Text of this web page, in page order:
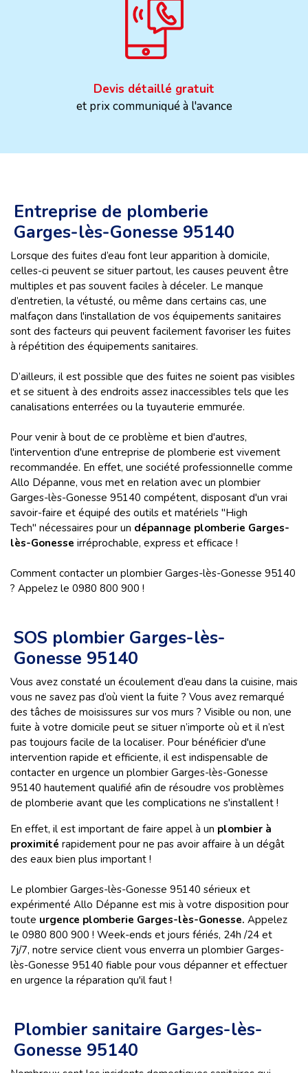
Devis détaillé gratuit
et prix communiqué à l'avance
Entreprise de plomberie
Garges-lès-Gonesse 95140
Lorsque des fuites d’eau font leur apparition à domicile,
celles-ci peuvent se situer partout, les causes peuvent être
multiples et pas souvent faciles à déceler. Le manque
d’entretien, la vétusté, ou même dans certains cas, une
malfaçon dans l'installation de vos équipements sanitaires
sont des facteurs qui peuvent facilement favoriser les fuites
à répétition des équipements sanitaires.
D’ailleurs, il est possible que des fuites ne soient pas visibles
et se situent à des endroits assez inaccessibles tels que les
canalisations enterrées ou la tuyauterie emmurée.
Pour venir à bout de ce problème et bien d'autres,
l'intervention d'une entreprise de plomberie est vivement
recommandée. En effet, une société professionnelle comme
Allo Dépanne, vous met en relation avec un plombier
Garges-lès-Gonesse 95140 compétent, disposant d'un vrai
savoir-faire et équipé des outils et matériels "High
Tech" nécessaires pour un dépannage plomberie Garges-
lès-Gonesse irréprochable, express et efficace !
Comment contacter un plombier Garges-lès-Gonesse 95140
? Appelez le 0980 800 900 !
SOS plombier Garges-lès-
Gonesse 95140
Vous avez constaté un écoulement d’eau dans la cuisine, mais
vous ne savez pas d’où vient la fuite ? Vous avez remarqué
des tâches de moisissures sur vos murs ? Visible ou non, une
fuite à votre domicile peut se situer n’importe où et il n’est
pas toujours facile de la localiser. Pour bénéficier d'une
intervention rapide et efficiente, il est indispensable de
contacter en urgence un plombier Garges-lès-Gonesse
95140 hautement qualifié afin de résoudre vos problèmes
de plomberie avant que les complications ne s'installent !
En effet, il est important de faire appel à un plombier à
proximité rapidement pour ne pas avoir affaire à un dégât
des eaux bien plus important !
Le plombier Garges-lès-Gonesse 95140 sérieux et
expérimenté Allo Dépanne est mis à votre disposition pour
toute urgence plomberie Garges-lès-Gonesse. Appelez
le 0980 800 900 ! Week-ends et jours fériés, 24h /24 et
7j/7, notre service client vous enverra un plombier Garges-
lès-Gonesse 95140 fiable pour vous dépanner et effectuer
en urgence la réparation qu'il faut !
Plombier sanitaire Garges-lès-
Gonesse 95140